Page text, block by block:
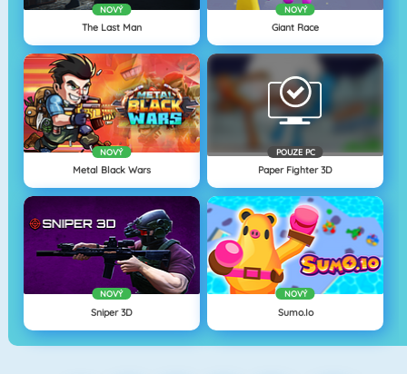
NOVÝ
The Last Man
NOVÝ
Giant Race
NOVÝ
Metal Black Wars
POUZE PC
Paper Fighter 3D
NOVÝ
Sniper 3D
NOVÝ
Sumo.io